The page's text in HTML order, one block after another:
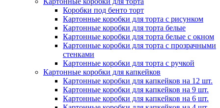
Коробки под бенто торт
Картонные коробки для торта с рисунком
Картонные коробки для торта белые
Картонные коробки для торта белые с окном
Картонные коробки для торта с прозрачными
стенками
Картонные коробки для торта с ручкой
Картонные коробки для капкейков
Картонные коробки для капкейков на 12 шт.
Картонные коробки для капкейков на 9 шт.
Картонные коробки для капкейков на 6 шт.